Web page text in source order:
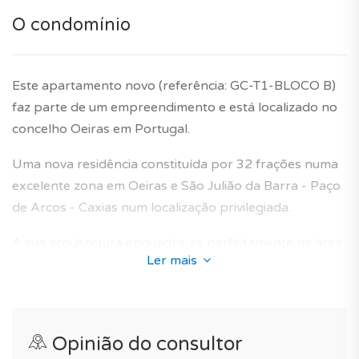
modelo têm carácter informativo e não dispensa a
Garantia do construtor de 10 anos incluída.
O condomínio
Este apartamento novo (referência: GC-T1-BLOCO B)
faz parte de um empreendimento e está localizado no
concelho Oeiras em Portugal.
Uma nova residência constituída por 32 frações numa
excelente zona em Oeiras e São Julião da Barra - Paço
de Arcos - Caxias num localização privilegiada.
envolvente e oferece apartamentos novos concebidos
Para o seu conforto e comodidade, com este residência
Ler mais
Opinião do consultor